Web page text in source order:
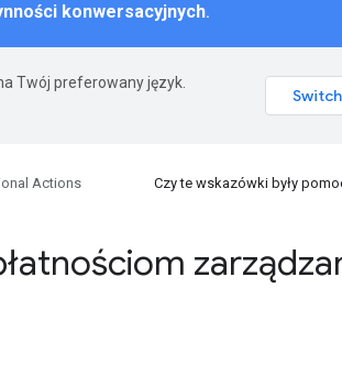
konwersacyjnych.
Twój preferowany język.
Actions
Czy te wskazówki były